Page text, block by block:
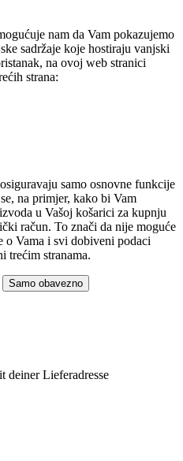
nam da Vam pokazujemo
sadržaje koje hostiraju vanjski
na ovoj web stranici
strana:
samo osnovne funkcije
na primjer, kako bi Vam
u Vašoj košarici za kupnju
račun. To znači da nije moguće
Vama i svi dobiveni podaci
trećim stranama.
Samo obavezno
deiner Lieferadresse